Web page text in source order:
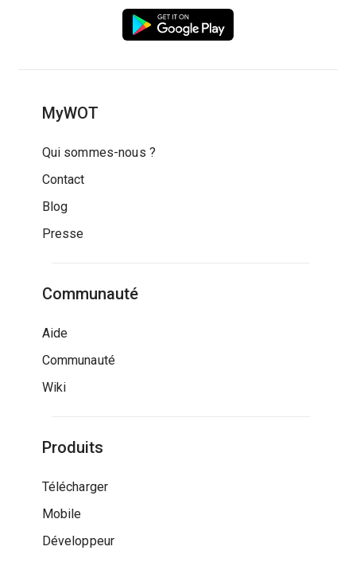
MyWOT
Qui sommes-nous ?
Contact
Blog
Presse
Communauté
Aide
Communauté
Wiki
Produits
Télécharger
Mobile
Développeur